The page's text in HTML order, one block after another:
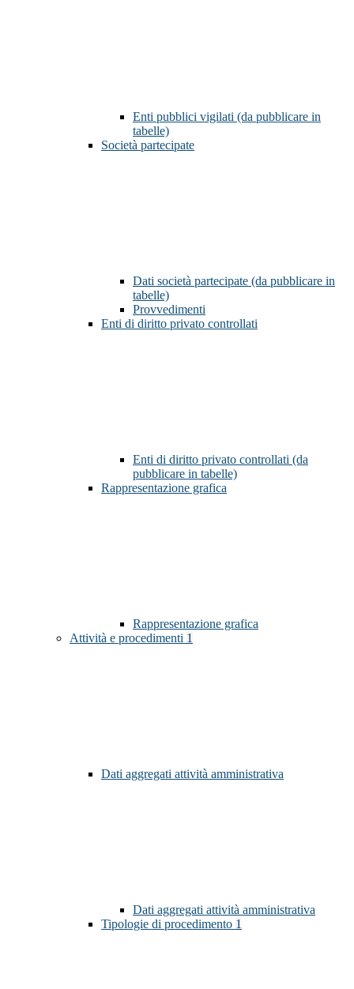
Enti pubblici vigilati (da pubblicare in
tabelle)
Società partecipate
Dati società partecipate (da pubblicare in
tabelle)
Provvedimenti
Enti di diritto privato controllati
Enti di diritto privato controllati (da
pubblicare in tabelle)
Rappresentazione grafica
Rappresentazione grafica
Attività e procedimenti 1
Dati aggregati attività amministrativa
Dati aggregati attività amministrativa
Tipologie di procedimento 1